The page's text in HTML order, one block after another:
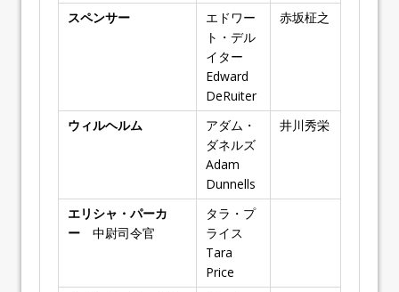
スペンサー
エドワー
ト・デル
イター
Edward
DeRuiter
赤坂柾之
ウィルヘルム
アダム・
ダネルズ
Adam
Dunnells
井川秀栄
エリシャ・パーカ
ー 中尉司令官
タラ・プ
ライス
Tara
Price